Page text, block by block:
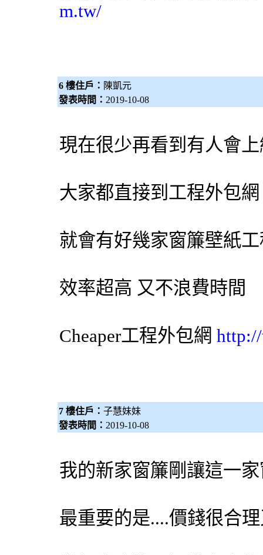
m.tw/
6 樓住戶： 陳凱元
發表時間： 2019-10-08
現在很少再看到有人會
大家都直接到工程外包網
就會有好幾家窗簾壁紙
效率超高 又不浪費時間
Cheaper工程外包網
7 樓住戶： 子慧妹妹
發表時間： 2019-10-08
我的新家窗簾剛讓這一
最重要的是....價錢很合